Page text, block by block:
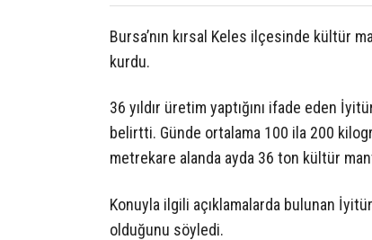
Bursa’nın kırsal Keles ilçesinde kültür
kurdu.
36 yıldır üretim yaptığını ifade eden
belirtti. Günde ortalama 100 ila 200
metrekare alanda ayda 36 ton kültür
Konuyla ilgili açıklamalarda bulunan
olduğunu söyledi.